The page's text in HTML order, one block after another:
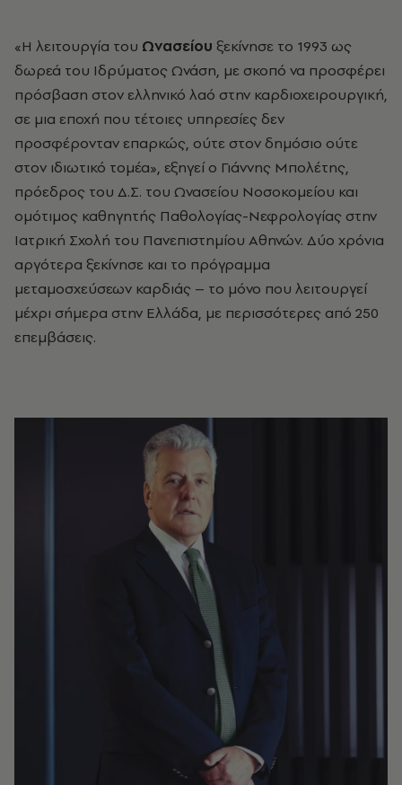
«Η λειτουργία του Ωνασείου ξεκίνησε το 1993 ως
δωρεά του Ιδρύματος Ωνάση, με σκοπό να προσφέρει
πρόσβαση στον ελληνικό λαό στην καρδιοχειρουργική,
σε μια εποχή που τέτοιες υπηρεσίες δεν
προσφέρονταν επαρκώς, ούτε στον δημόσιο ούτε
στον ιδιωτικό τομέα», εξηγεί ο Γιάννης Μπολέτης,
πρόεδρος του Δ.Σ. του Ωνασείου Νοσοκομείου και
ομότιμος καθηγητής Παθολογίας-Νεφρολογίας στην
Ιατρική Σχολή του Πανεπιστημίου Αθηνών. Δύο χρόνια
αργότερα ξεκίνησε και το πρόγραμμα
μεταμοσχεύσεων καρδιάς – το μόνο που λειτουργεί
μέχρι σήμερα στην Ελλάδα, με περισσότερες από 250
επεμβάσεις.